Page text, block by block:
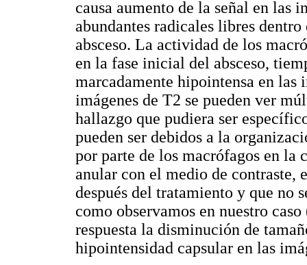
causa aumento de la señal en las
abundantes radicales libres
absceso. La actividad de los
en la fase inicial del absceso,
marcadamente hipointensa en las
imágenes de T2 se pueden ver
hallazgo que pudiera ser
pueden ser debidos a la
por parte de los macrófagos en la
anular con el medio de contraste,
después del tratamiento y que no
como observamos en nuestro
respuesta la disminución de
hipointensidad capsular en las